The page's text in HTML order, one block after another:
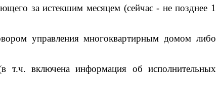
за истекшим месяцем (сейчас - не позднее 1
управления многоквартирным домом либо
включена информация об исполнительных